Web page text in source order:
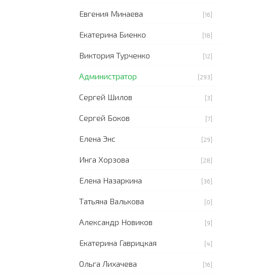
Евгения Минаева [16]
Екатерина Биенко [18]
Виктория Турченко [12]
Администратор [293]
Сергей Шилов [3]
Сергей Боков [7]
Елена Энс [29]
Инга Хорзова [28]
Елена Назаркина [36]
Татьяна Валькова [0]
Александр Новиков [9]
Екатерина Гаврицкая [4]
Ольга Лихачева [16]